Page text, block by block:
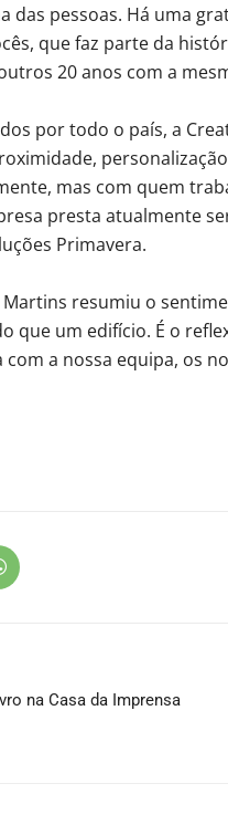
das pessoas. Há uma
que faz parte da
20 anos com a
por todo o país, a
mas com quem
presta atualmente
Primavera.
resumiu o
que um edifício. É o
a nossa equipa, os
na Casa da Imprensa